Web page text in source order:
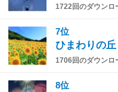
1722回のダウンロ
7位
ひまわりの
1706回のダウンロ
8位